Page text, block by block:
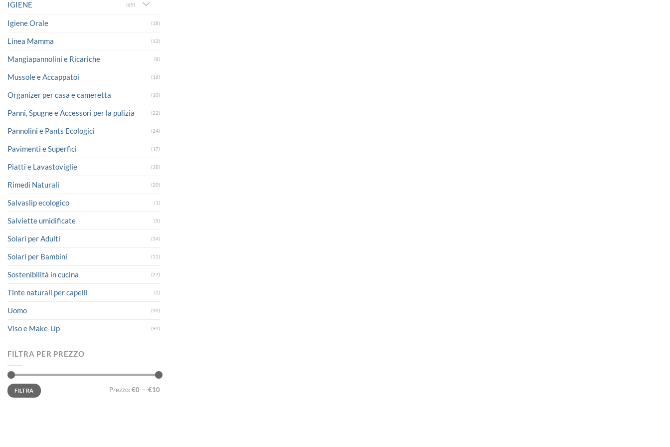
IGIENE (65)
Igiene Orale (18)
Linea Mamma (13)
Mangiapannolini e Ricariche (8)
Mussole e Accappatoi (16)
Organizer per casa e cameretta (10)
Panni, Spugne e Accessori per la pulizia (22)
Pannolini e Pants Ecologici (24)
Pavimenti e Superfici (17)
Piatti e Lavastoviglie (18)
Rimedi Naturali (20)
Salvaslip ecologico (1)
Salviette umidificate (5)
Solari per Adulti (34)
Solari per Bambini (12)
Sostenibilità in cucina (27)
Tinte naturali per capelli (2)
Uomo (40)
Viso e Make-Up (94)
FILTRA PER PREZZO
Prezzo
Min
Prezzo
MaxFILTRA Prezzo:€0 — €10